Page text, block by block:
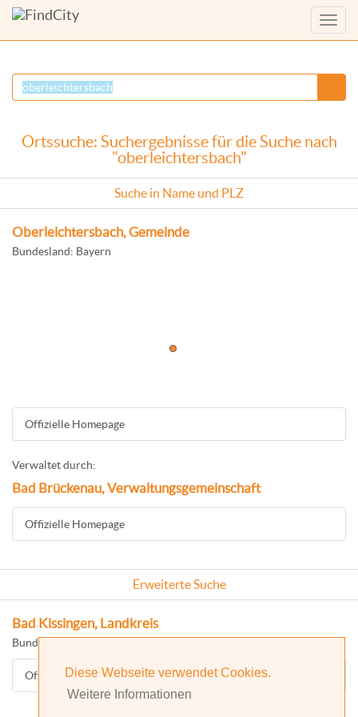
Diese Webseite verwendet Cookies.
Weitere Informationen
Menü
Ortssuche: Suchergebnisse für die Suche nach
"oberleichtersbach"
Suche in Name und PLZ
Oberleichtersbach, Gemeinde
Bundesland: Bayern
Offizielle Homepage
Verwaltet durch:
Bad Brückenau, Verwaltungsgemeinschaft
Offizielle Homepage
Erweiterte Suche
Bad Kissingen, Landkreis
Bundesland: Bayern
Offizielle Homepage